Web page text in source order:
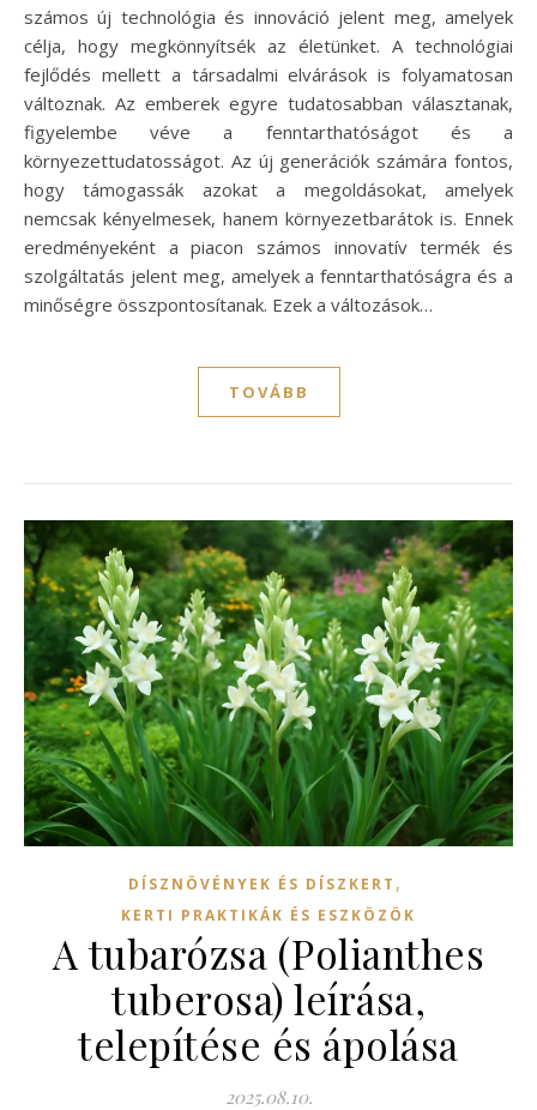
számos új technológia és innováció jelent meg, amelyek
célja, hogy megkönnyítsék az életünket. A technológiai
fejlődés mellett a társadalmi elvárások is folyamatosan
változnak. Az emberek egyre tudatosabban választanak,
figyelembe véve a fenntarthatóságot és a
környezettudatosságot. Az új generációk számára fontos,
hogy támogassák azokat a megoldásokat, amelyek
nemcsak kényelmesek, hanem környezetbarátok is. Ennek
eredményeként a piacon számos innovatív termék és
szolgáltatás jelent meg, amelyek a fenntarthatóságra és a
minőségre összpontosítanak. Ezek a változások…
TOVÁBB
DÍSZNÖVÉNYEK ÉS DÍSZKERT ,
KERTI PRAKTIKÁK ÉS ESZKÖZÖK
A tubarózsa (Polianthes
tuberosa) leírása,
telepítése és ápolása
2025.08.10.